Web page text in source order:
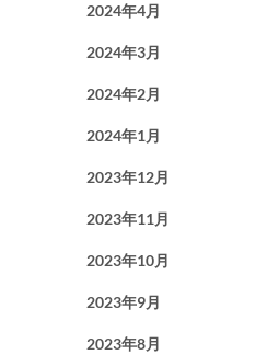
2024年4月
2024年3月
2024年2月
2024年1月
2023年12月
2023年11月
2023年10月
2023年9月
2023年8月